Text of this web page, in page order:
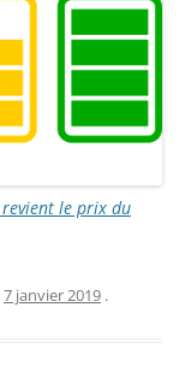
le prix du
7 janvier 2019 .